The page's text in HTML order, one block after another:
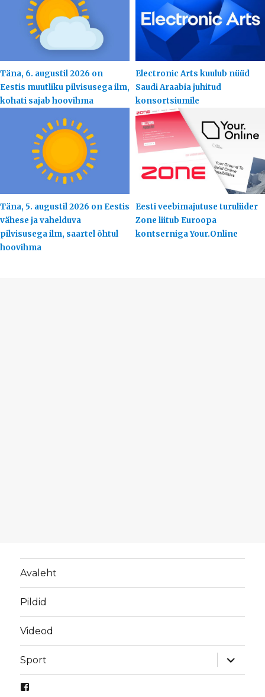
Täna, 6. augustil 2026 on
Eestis muutliku pilvisusega ilm,
kohati sajab hoovihma
Electronic Arts kuulub nüüd
Saudi Araabia juhitud
konsortsiumile
Täna, 5. augustil 2026 on Eestis
vähese ja vahelduva
pilvisusega ilm, saartel õhtul
hoovihma
Eesti veebimajutuse turuliider
Zone liitub Euroopa
kontserniga Your.Online
Avaleht
Pildid
Videod
Sport
laienda